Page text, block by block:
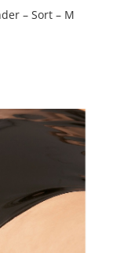
– Sort – M
381,65.